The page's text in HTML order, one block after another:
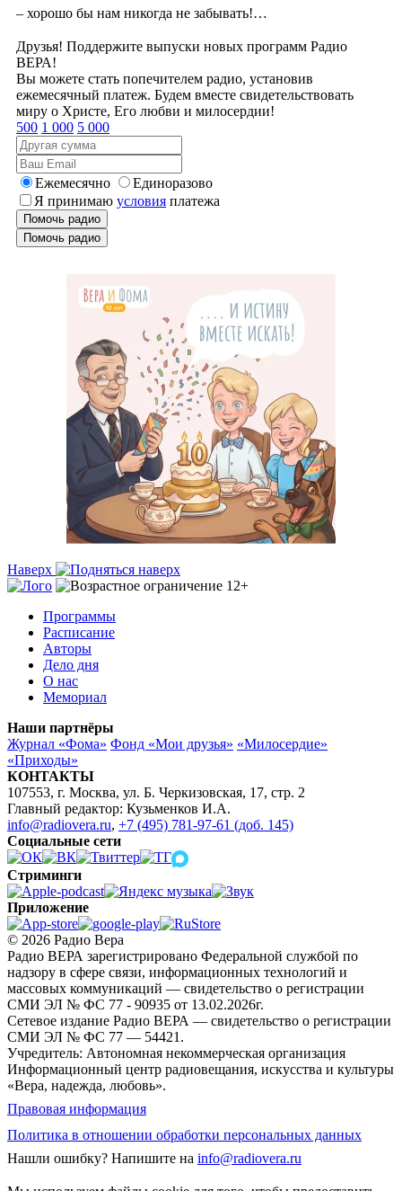
– хорошо бы нам никогда не забывать!…
Друзья! Поддержите выпуски новых программ Радио
ВЕРА!
Вы можете стать попечителем радио, установив
ежемесячный платеж. Будем вместе свидетельствовать
миру о Христе, Его любви и милосердии!
500 1 000 5 000
Ежемесячно
Единоразово
Я принимаю условия платежа
Помочь радио
Помочь радио
Наверх
Программы
Расписание
Авторы
Дело дня
О нас
Мемориал
Наши партнёры
Журнал «Фома» Фонд «Мои друзья» «Милосердие»
«Приходы»
КОНТАКТЫ
107553, г. Москва, ул. Б. Черкизовская, 17, стр. 2
Главный редактор: Кузьменков И.А.
info@radiovera.ru, +7 (495) 781-97-61 (доб. 145)
Социальные сети
Стриминги
Приложение
© 2026 Радио Вера
Радио ВЕРА зарегистрировано Федеральной службой по
надзору в сфере связи, информационных технологий и
массовых коммуникаций — свидетельство о регистрации
СМИ ЭЛ № ФС 77 - 90935 от 13.02.2026г.
Сетевое издание Радио ВЕРА — свидетельство о регистрации
СМИ ЭЛ № ФС 77 — 54421.
Учредитель: Автономная некоммерческая организация
Информационный центр радиовещания, искусства и культуры
«Вера, надежда, любовь».
Правовая информация
Политика в отношении обработки персональных данных
Нашли ошибку? Напишите на info@radiovera.ru